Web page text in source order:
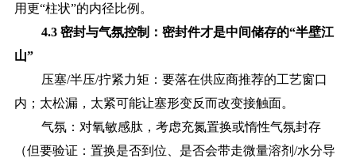
用更“柱状”的内径比例。
4.3 密封与气氛控制：密封件才是中间储存的“半壁江
山”
压塞/半压/拧紧力矩：要落在供应商推荐的工艺窗口
内；太松漏，太紧可能让塞形变反而改变接触面。
气氛：对氧敏感肽，考虑充氮置换或惰性气氛封存
（但要验证：置换是否到位、是否会带走微量溶剂 /水分导